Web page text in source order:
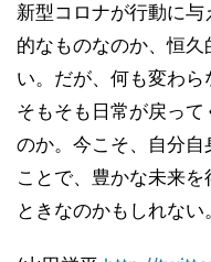
新型コロナが行動に
的なものなのか、恒
い。だが、何も変わら
そもそも日常が戻っ
のか。今こそ、自分
ことで、豊かな未来
ときなのかもしれない。